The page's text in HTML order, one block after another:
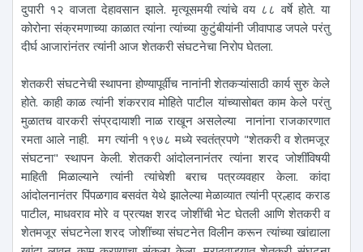
दुपारी १२ वाजता देहावसान झाले. मृत्यूसमयी त्यांचे वय ८८ वर्षे होते. या
कोरोना संक्रमणाच्या काळात त्यांना त्यांच्या कुटुंबीयांनी जीवापाड जपले परंतु
दीर्घ आजारांनंतर त्यांनी आज शेतकरी संघटनेचा निरोप घेतला.
शेतकरी संघटनेची स्थापना होण्यापूर्वीच नानांनी शेतकऱ्यांसाठी कार्य सुरु केले
होते. काही काळ त्यांनी शंकरराव मोहिते पाटील यांच्यासोबत काम केले परंतु
मुळातच वारकरी संप्रदायाशी नाळ राखून असलेल्या नानांना राजकारणात
रमता आले नाही. मग त्यांनी १९७८ मध्ये स्वतंत्रपणे "शेतकरी व शेतमजूर
संघटना" स्थापन केली. शेतकरी आंदोलनानंतर त्यांना शरद जोशींविषयी
माहिती मिळाल्याने त्यांनी त्यांचेशी बराच पत्रव्यवहार केला. कांदा
आंदोलनानंतर पिंपळगाव बसवंत येथे झालेल्या मेळाव्यात त्यांनी प्रल्हाद कराड
पाटील, माधवराव मोरे व प्रत्यक्ष शरद जोशींची भेट घेतली आणि शेतकरी व
शेतमजूर संघटनेला शरद जोशींच्या संघटनेत विलीन करून त्यांच्या खांद्याला